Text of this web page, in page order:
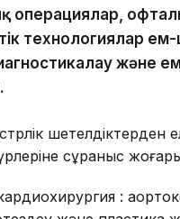
операциялар,
технологиялар
және
шетелдіктерден
сұраныс
: